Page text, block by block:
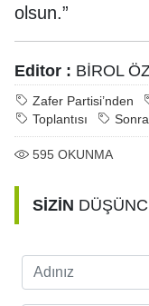
olsun.”
Editor : BİROL
Zafer Partisi’nden
Toplantısı
595 OKUNMA
SİZİN